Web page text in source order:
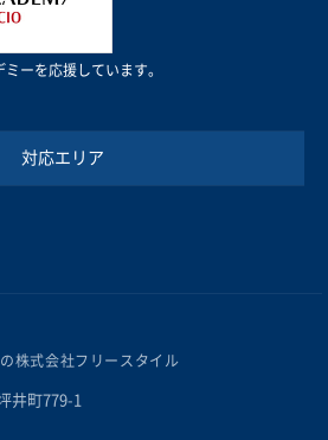
ーを応援しています。
対応エリア
株式会社フリースタイル
井町779-1